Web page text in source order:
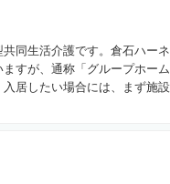
同生活介護です。倉石ハー
すが、通称「グループホー
居したい場合には、まず施